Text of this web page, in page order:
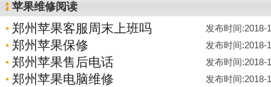
苹果维修阅读
郑州苹果客服周末上班吗 发布时间:2018-
郑州苹果保修 发布时间:2018-
郑州苹果售后电话 发布时间:2018-
郑州苹果电脑维修 发布时间:2018-